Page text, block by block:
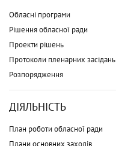
Обласні програми
Рішення обласної ради
Проекти рішень
Протоколи пленарних засідань
Розпорядження
ДІЯЛЬНІСТЬ
План роботи обласної ради
Плани основних заходів